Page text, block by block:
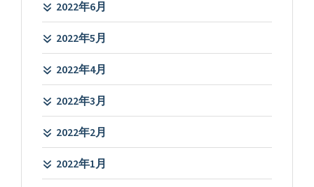
2022年6月
2022年5月
2022年4月
2022年3月
2022年2月
2022年1月